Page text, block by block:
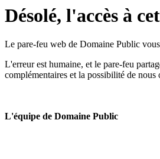
Désolé, l'accès à
Le pare-feu web de Domaine Public vous
L'erreur est humaine, et le pare-feu
complémentaires et la possibilité de
L'équipe de Domaine Public